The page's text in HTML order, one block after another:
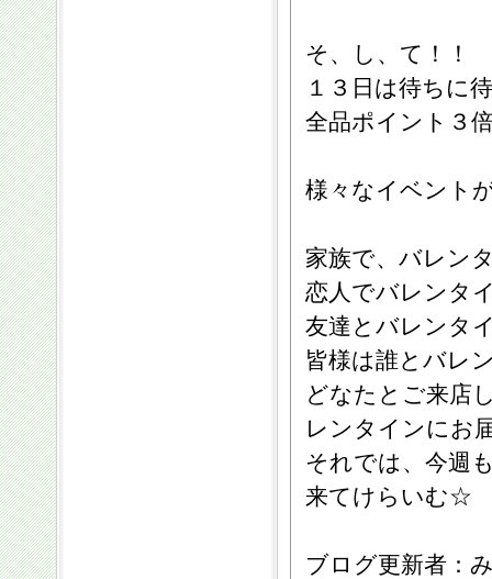
そ、し、て！！
１３日は待ちに
全品ポイント３
様々なイベント
家族で、バレン
恋人でバレンタ
友達とバレンタ
皆様は誰とバレ
どなたとご来店
レンタインにお
それでは、今週
来てけらいむ☆
ブログ更新者：